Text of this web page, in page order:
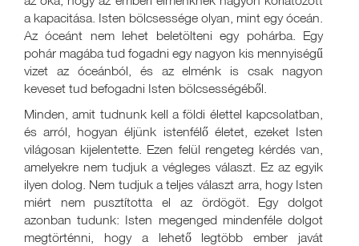
a kapacitása. Isten bölcsessége olyan, mint egy óceán.
Az óceánt nem lehet beletölteni egy pohárba. Egy
pohár magába tud fogadni egy nagyon kis mennyiségű
vizet az óceánból, és az elménk is csak nagyon
keveset tud befogadni Isten bölcsességéből.
Minden, amit tudnunk kell a földi élettel kapcsolatban,
és arról, hogyan éljünk istenfélő életet, ezeket Isten
világosan kijelentette. Ezen felül rengeteg kérdés van,
amelyekre nem tudjuk a végleges választ. Ez az egyik
ilyen dolog. Nem tudjuk a teljes választ arra, hogy Isten
miért nem pusztította el az ördögöt. Egy dolgot
azonban tudunk: Isten megenged mindenféle dolgot
megtörténni, hogy a lehető legtöbb ember javát